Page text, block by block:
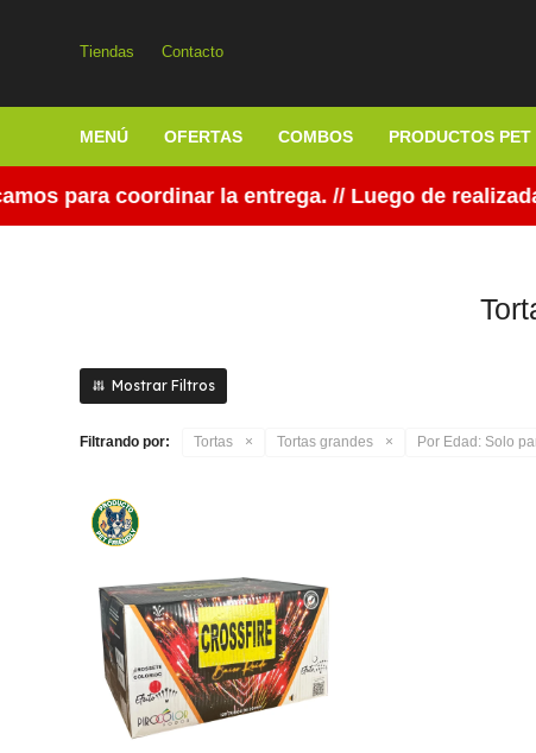
MENÚ OFERTAS COMBOS PRODUCTOS PET
Tiendas Contacto
para coordinar la entrega. // Luego de
Filtrando por: Tortas Tortas grandes Por Edad: Solo
TORTA CROSSETTE
MULTICOPIROMANIA 120T